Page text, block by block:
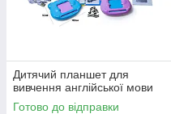
Дитячий планшет для
вивчення англійської мови
Готово до відправки